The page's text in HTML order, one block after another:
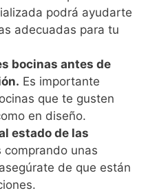
podrá ayudarte
adecuadas para tu
bocinas antes de
Es importante
que te gusten
en diseño.
estado de las
comprando unas
de que están